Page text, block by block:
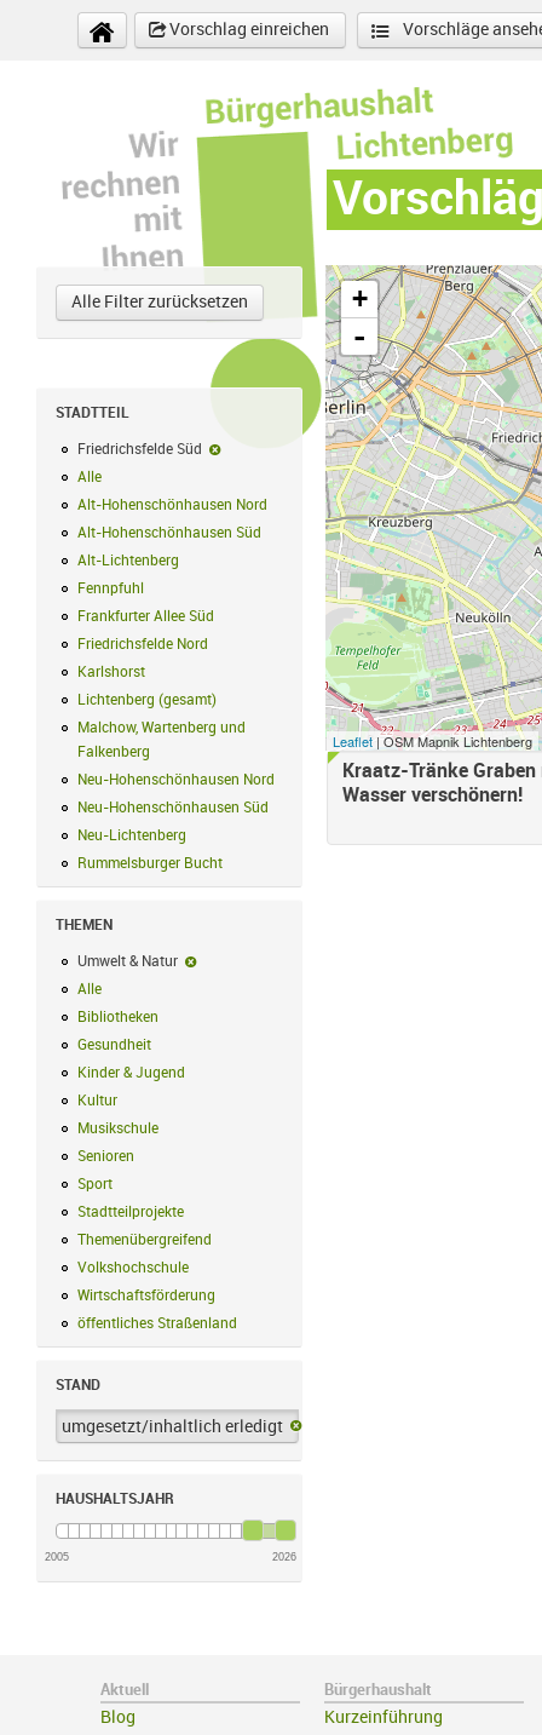
Direkt zum Inhalt
Vorschlag einreichen
Vorschläge
Alle Filter zurücksetzen
STADTTEIL
Friedrichsfelde Süd
Friedrichsfelde Süd-Filter entfernen
Alle
Alt-Hohenschönhausen Nord
Alt-Hohenschönhausen Nord Filter
Alt-Hohenschönhausen Süd
Alt-Hohenschönhausen Süd Filter
Alt-Lichtenberg Alt-Lichtenberg Filter anwenden
Fennpfuhl
Frankfurter Allee Süd
Frankfurter Allee Süd Filter anwenden
Friedrichsfelde Nord
Friedrichsfelde Nord Filter anwenden
Karlshorst
Lichtenberg (gesamt) Lichtenberg (gesamt) Filter anwenden
Malchow, Wartenberg und
Falkenberg Malchow, Wartenberg und Falkenberg Filter anwenden
Neu-Hohenschönhausen Nord
Neu-Hohenschönhausen Nord Filter
Neu-Hohenschönhausen Süd
Neu-Lichtenberg
Rummelsburger Bucht
THEMEN
Umwelt & Natur
Alle
Bibliotheken
Gesundheit
Kinder & Jugend
Kultur
Musikschule
Senioren
Sport
Stadtteilprojekte
Themenübergreifend
Volkshochschule
Wirtschaftsförderung
öffentliches Straßenland
STAND
umgesetzt/inhaltlich erledigt
HAUSHALTSJAHR
2005 2026
+
-
Leaflet | OSM Mapnik Lichtenberg
Kraatz-Tränke
Wasser verschönern!
Aktuell
Blog
Bürgerhaushalt
Kurzeinführung